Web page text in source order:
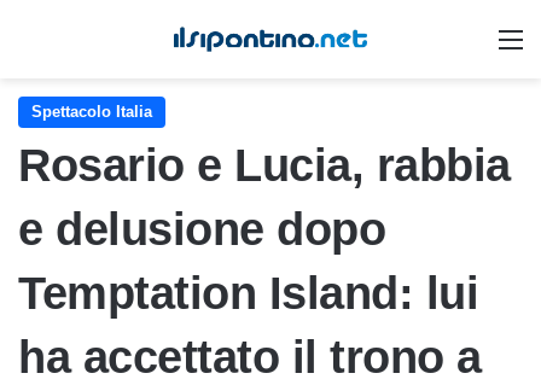
Spettacolo Italia
Rosario e Lucia, rabbia
e delusione dopo
Temptation Island: lui
ha accettato il trono a